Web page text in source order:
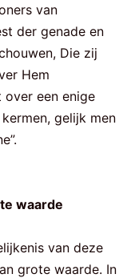
van
der genade en
Die zij
Hem
een enige
gelijk men
waarde
van deze
grote waarde. In